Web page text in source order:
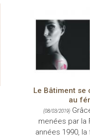
Le Bâtiment se
au
(08/03/2019)
menées par la
années 1990,